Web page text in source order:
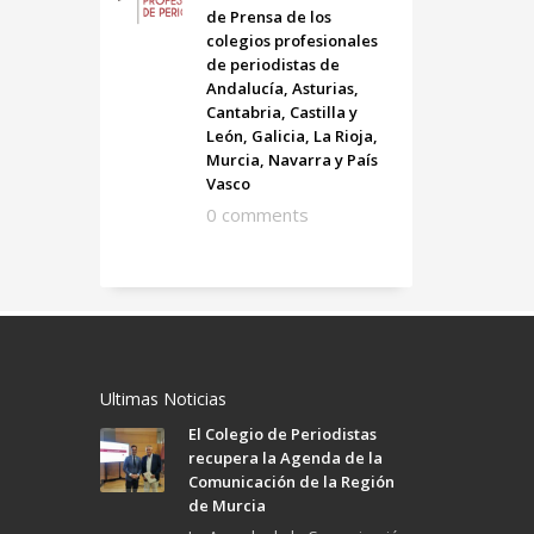
de Prensa de los
colegios profesionales
de periodistas de
Andalucía, Asturias,
Cantabria, Castilla y
León, Galicia, La Rioja,
Murcia, Navarra y País
Vasco
0 comments
Ultimas Noticias
El Colegio de Periodistas
recupera la Agenda de la
Comunicación de la Región
de Murcia